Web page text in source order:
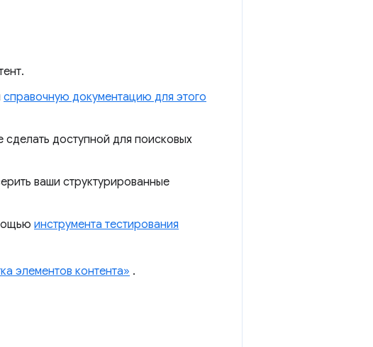
справочную документацию для этого
сделать доступной для поисковых
ваши структурированные
инструмента тестирования
элементов контента» .